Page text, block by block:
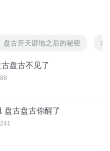
盘古开天辟地之后的秘密 老
盘古不见了
盘古盘古你醒了